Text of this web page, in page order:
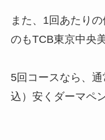
また、1回あたり
のもTCB東京中央
5回コースなら、 通
込）安く ダーマペ